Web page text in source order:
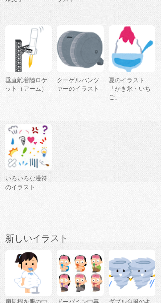
垂直離着陸ロケ
ット（アーム）
クーゲルパンツ
ァーのイラスト
夏のイラスト
「かき氷・いち
ご」
いろいろな漫符
のイラスト
新しいイラスト